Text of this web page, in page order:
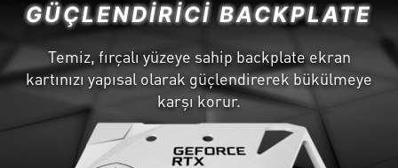
GÜÇLENDIRICI BACKPLATE
Temiz, fırçalı yüzeye sahip backplate ekran
kartınızı yapısal olarak güçlendirerek bükülmeye
karşı korur.